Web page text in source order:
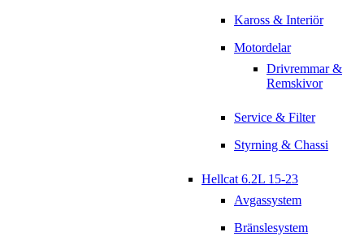
Kaross & Interiör
Motordelar
Drivremmar &
Remskivor
Service & Filter
Styrning & Chassi
Hellcat 6.2L 15-23
Avgassystem
Bränslesystem